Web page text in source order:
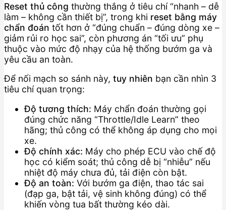
Reset thủ công thường thắng ở tiêu chí “nhanh – dễ
làm – không cần thiết bị”, trong khi reset bằng máy
chẩn đoán tốt hơn ở “đúng chuẩn – đúng dòng xe –
giảm rủi ro học sai”, còn phương án “tối ưu” phụ
thuộc vào mức độ nhạy của hệ thống bướm ga và
yêu cầu an toàn.
Để nối mạch so sánh này, tuy nhiên bạn cần nhìn 3
tiêu chí quan trọng:
Độ tương thích: Máy chẩn đoán thường gọi
đúng chức năng “Throttle/Idle Learn” theo
hãng; thủ công có thể không áp dụng cho mọi
xe.
Độ chính xác: Máy cho phép ECU vào chế độ
học có kiểm soát; thủ công dễ bị “nhiễu” nếu
nhiệt độ máy chưa đủ, tải điện còn bật.
Độ an toàn: Với bướm ga điện, thao tác sai
(đạp ga, bật tải, vệ sinh không đúng) có thể
khiến vòng tua bất thường kéo dài.